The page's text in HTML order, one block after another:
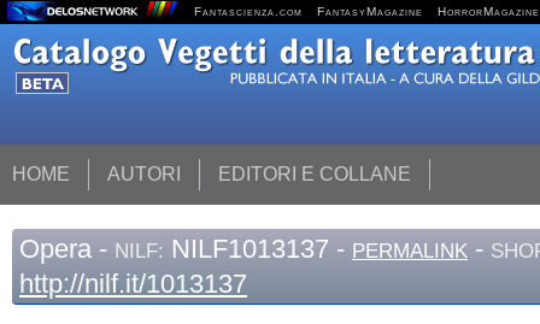
Fantascienza.com FantasyMagazine HorrorMagazine
HOME AUTORI EDITORI E COLLANE
Opera - NILF: NILF1013137 - PERMALINK -
http://nilf.it/1013137